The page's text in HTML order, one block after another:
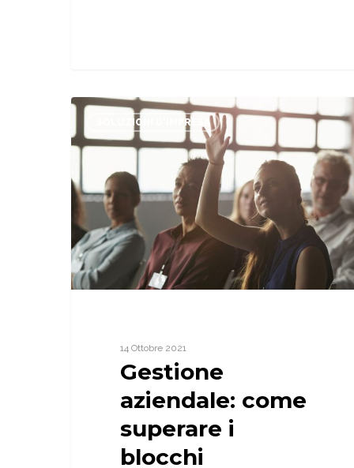
SOLUZIONI D'IMPRESA
Gestione
come
i
blocchi
gestionali
14 Ottobre 2021
Gestione
aziendale: come
superare i
blocchi